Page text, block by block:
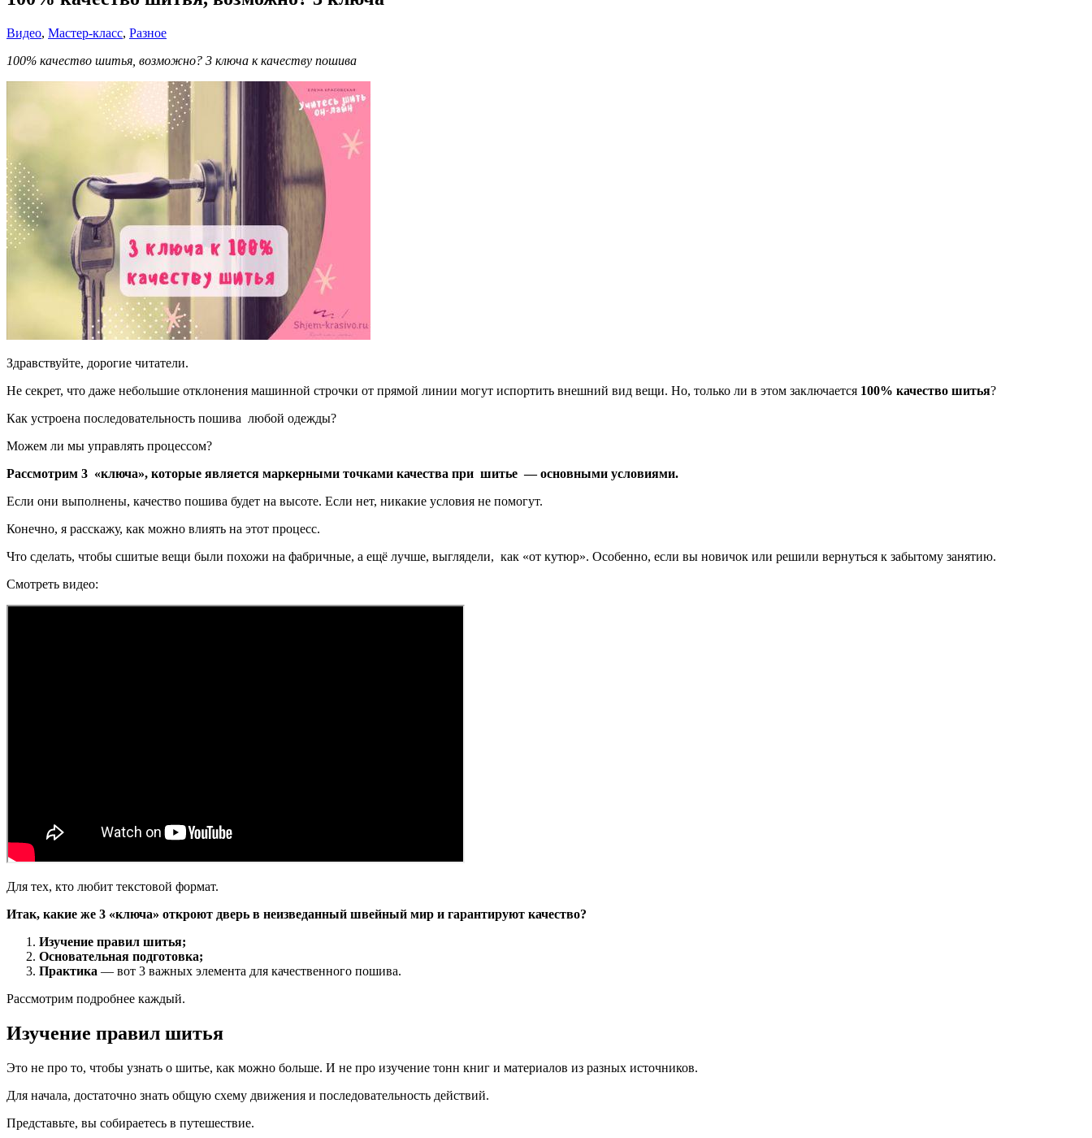
Видео, Мастер-класс, Разное
100% качество шитья, возможно? 3 ключа к качеству пошива
Здравствуйте, дорогие читатели.
Не секрет, что даже небольшие отклонения машинной строчки от прямой линии могут испортить внешний вид вещи. Но, только ли в этом заключается 100% качество шитья?
Как устроена последовательность пошива любой одежды?
Можем ли мы управлять процессом?
Рассмотрим 3 «ключа», которые является маркерными точками качества при шитье — основными условиями.
Если они выполнены, качество пошива будет на высоте. Если нет, никакие условия не помогут.
Конечно, я расскажу, как можно влиять на этот процесс.
Что сделать, чтобы сшитые вещи были похожи на фабричные, а ещё лучше, выглядели, как «от кутюр». Особенно, если вы новичок или решили вернуться к забытому занятию.
Смотреть видео:
Для тех, кто любит текстовой формат.
Итак, какие же 3 «ключа» откроют дверь в неизведанный швейный мир и гарантируют качество?
Изучение правил шитья;
Основательная подготовка;
Практика — вот 3 важных элемента для качественного пошива.
Рассмотрим подробнее каждый.
Изучение правил шитья
Это не про то, чтобы узнать о шитье, как можно больше. И не про изучение тонн книг и материалов из разных источников.
Для начала, достаточно знать общую схему движения и последовательность действий.
Представьте, вы собираетесь в путешествие.